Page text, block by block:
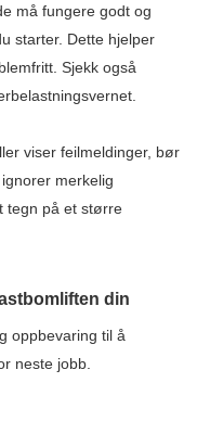
må fungere godt og
starter. Dette hjelper
Sjekk også
viser feilmeldinger, bør
merkelig
tegn på et større
din
oppbevaring til å
neste jobb.